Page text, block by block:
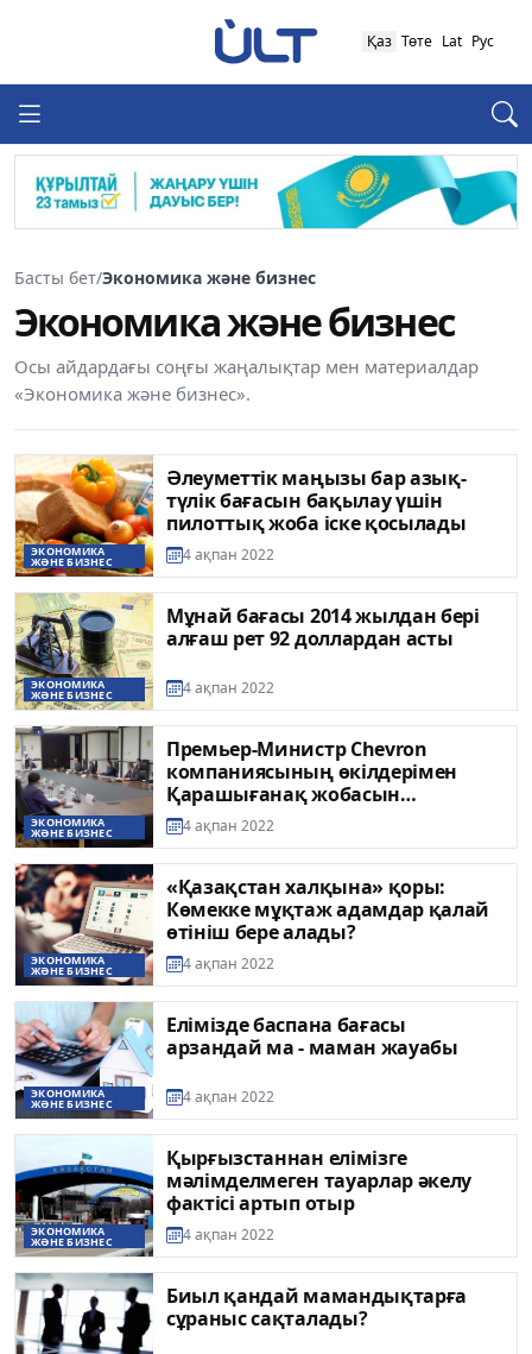
Қаз Төте Lat Рус
Басты бет/Экономика және бизнес
Экономика және бизнес
Осы айдардағы соңғы жаңалықтар мен материалдар
«Экономика және бизнес».
ЭКОНОМИКА
ЖӘНЕ БИЗНЕС
Әлеуметтік маңызы бар азық-
түлік бағасын бақылау үшін
пилоттық жоба іске қосылады
4 ақпан 2022
ЭКОНОМИКА
ЖӘНЕ БИЗНЕС
Мұнай бағасы 2014 жылдан бері
алғаш рет 92 доллардан асты
4 ақпан 2022
ЭКОНОМИКА
ЖӘНЕ БИЗНЕС
Премьер-Министр Chevron
компаниясының өкілдерімен
Қарашығанақ жобасын
талқылады
4 ақпан 2022
ЭКОНОМИКА
ЖӘНЕ БИЗНЕС
«Қазақстан халқына» қоры:
Көмекке мұқтаж адамдар қалай
өтініш бере алады?
4 ақпан 2022
ЭКОНОМИКА
ЖӘНЕ БИЗНЕС
Елімізде баспана бағасы
арзандай ма - маман жауабы
4 ақпан 2022
ЭКОНОМИКА
ЖӘНЕ БИЗНЕС
Қырғызстаннан елімізге
мәлімделмеген тауарлар әкелу
фактісі артып отыр
4 ақпан 2022
Биыл қандай мамандықтарға
сұраныс сақталады?